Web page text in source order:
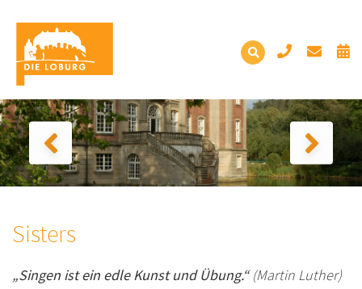
Sisters
„Singen ist ein edle Kunst und Übung.“(Martin Luther)